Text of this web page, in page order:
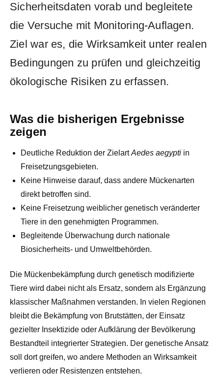
Sicherheitsdaten vorab und begleitete
die Versuche mit Monitoring-Auflagen.
Ziel war es, die Wirksamkeit unter realen
Bedingungen zu prüfen und gleichzeitig
ökologische Risiken zu erfassen.
Was die bisherigen Ergebnisse
zeigen
Deutliche Reduktion der ZielartAedes aegyptiin
Freisetzungsgebieten.
Keine Hinweise darauf, dass andere Mückenarten
direkt betroffen sind.
Keine Freisetzung weiblicher genetisch veränderter
Tiere in den genehmigten Programmen.
Begleitende Überwachung durch nationale
Biosicherheits- und Umweltbehörden.
Die Mückenbekämpfung durch genetisch modifizierte
Tiere wird dabei nicht als Ersatz, sondern als Ergänzung
klassischer Maßnahmen verstanden. In vielen Regionen
bleibt die Bekämpfung von Brutstätten, der Einsatz
gezielter Insektizide oder Aufklärung der Bevölkerung
Bestandteil integrierter Strategien. Der genetische Ansatz
soll dort greifen, wo andere Methoden an Wirksamkeit
verlieren oder Resistenzen entstehen.